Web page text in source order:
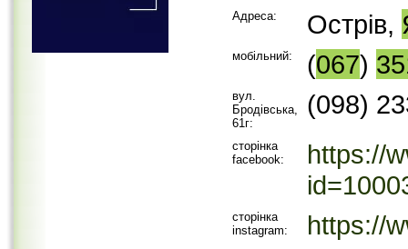
Адреса: Острів,
мобільний: (067)
вул.
Бродівська,
61г:
(098)
сторінка
facebook:
https://
сторінка
instagram:
https://